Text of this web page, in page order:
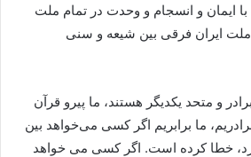
ایمان و انسجام و وحدت در تمام ملت
ملت ایران فرقی بین شیعه و سنی
و متحد یکدیگر هستند، ما پیرو قرآن
ما برابریم اگر کسی می‌خواهد بین
خطا کرده است. اگر کسی می خواهد